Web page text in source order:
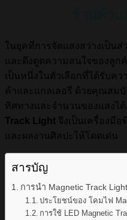
ในยุคที่การจัดแสงสว่างเป็น
และดึงดูดความสนใจของลูก
เป็นหนึ่งในตัวเลือกที่ได้รับค
ค้าและแกลเลอรี ด้วยคุณสม
ทิศทางและจำนวนของแสงได้
Track Light จึงเป็นเครื่องมื
และผลงานศิลปะให้โดดเด่น
สารบัญ
การนำ Magnetic Track
ประโยชน์ของ โคมไฟ
การใช้ LED Magnetic